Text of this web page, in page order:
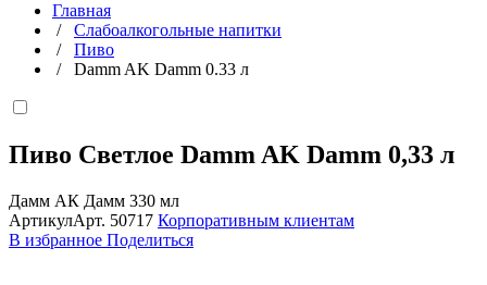
Главная
/ Слабоалкогольные напитки
/ Пиво
/ Damm AK Damm 0.33 л
Пиво Светлое Damm AK Damm 0,33 л
Дамм АК Дамм 330 мл
АртикулАрт. 50717 Корпоративным клиентам
В избранное Поделиться